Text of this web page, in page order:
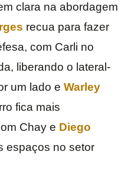
clara na abordagem
recua para fazer
com Carli no
liberando o lateral-
um lado e Warley
fica mais
Chay e Diego
espaços no setor